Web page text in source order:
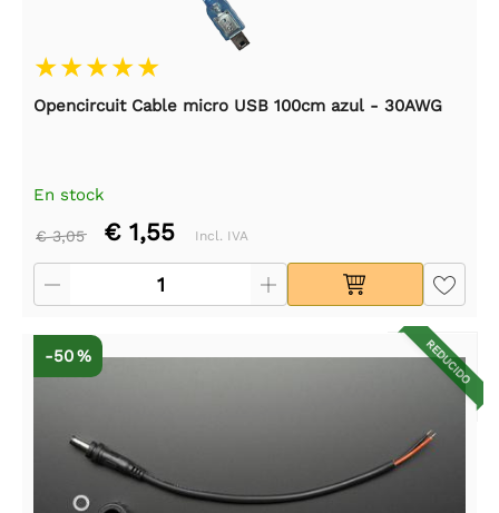
Opencircuit Cable micro USB 100cm azul - 30AWG
En stock
€ 3,05 € 1,55 Incl. IVA
REDUCIDO
-50 %